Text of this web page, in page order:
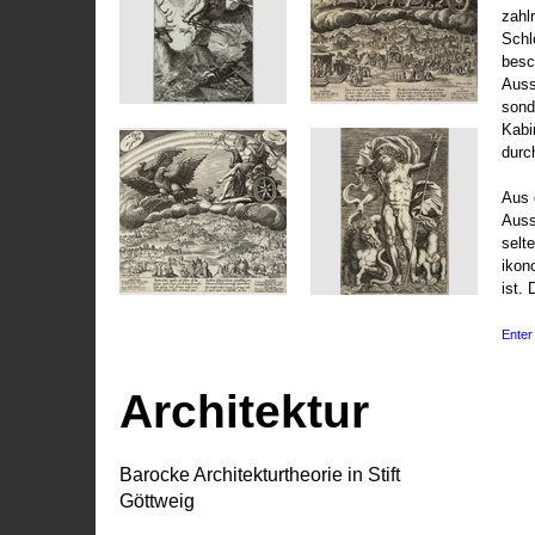
Aus
ist.
Enter
Architektur
Barocke Architekturtheorie in Stift
Göttweig